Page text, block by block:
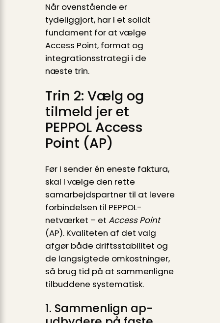
Når ovenstående er
tydeliggjort, har I et solidt
fundament for at vælge
Access Point, format og
integrationsstrategi i de
næste trin.
Trin 2: Vælg og
tilmeld jer et
PEPPOL Access
Point (AP)
Før I sender én eneste faktura,
skal I vælge den rette
samarbejdspartner til at levere
forbindelsen til PEPPOL-
netværket – et Access Point
(AP). Kvaliteten af det valg
afgør både driftsstabilitet og
de langsigtede omkostninger,
så brug tid på at sammenligne
tilbuddene systematisk.
1. Sammenlign ap-